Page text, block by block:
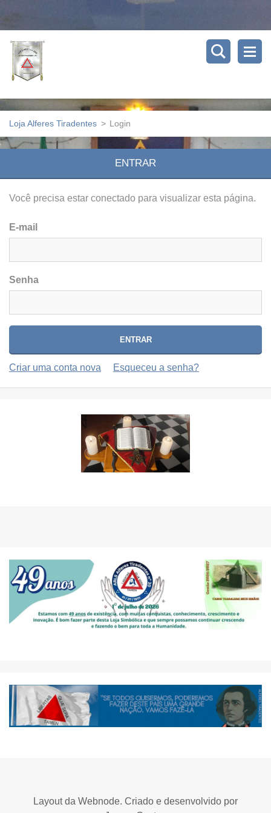
Loja Alferes Tiradentes > Login
ENTRAR
Você precisa estar conectado para visualizar esta página.
E-mail
Senha
Criar uma conta nova Esqueceu a senha?
Layout da Webnode. Criado e desenvolvido por